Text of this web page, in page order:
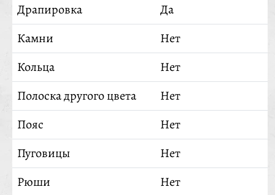
Драпировка
Да
Камни
Нет
Кольца
Нет
Полоска другого цвета
Нет
Пояс
Нет
Пуговицы
Нет
Рюши
Нет